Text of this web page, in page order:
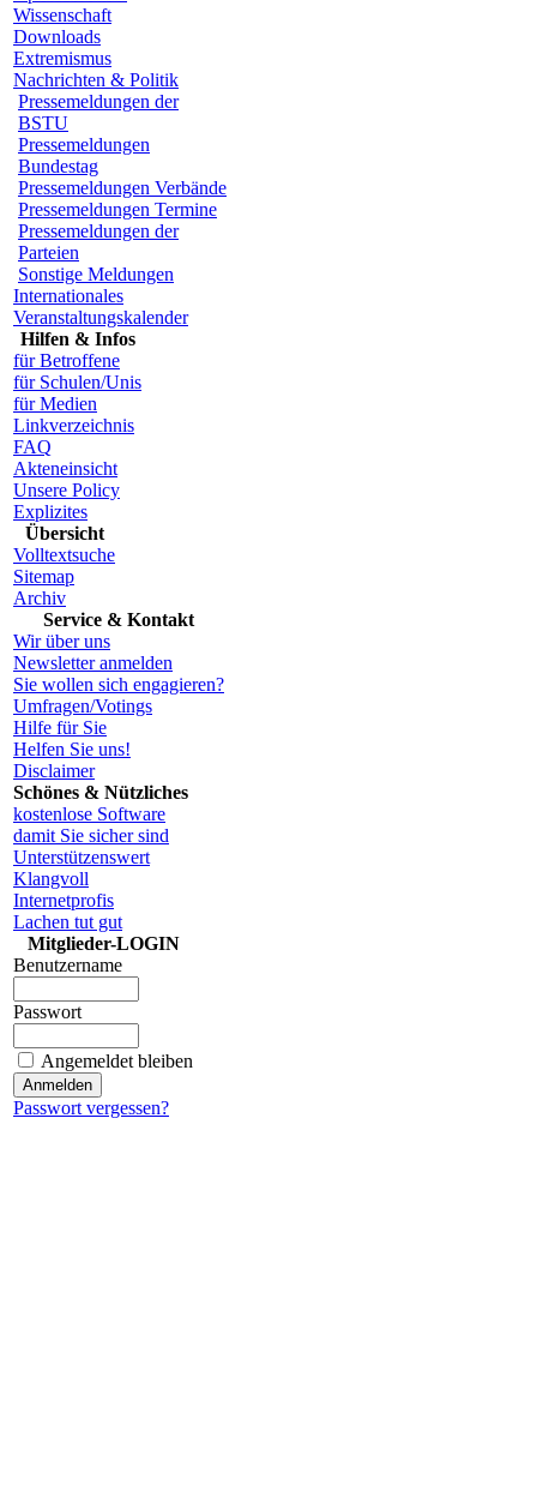
Wissenschaft
Downloads
Extremismus
Nachrichten & Politik
Pressemeldungen der
BSTU
Pressemeldungen
Bundestag
Pressemeldungen Verbände
Pressemeldungen Termine
Pressemeldungen der
Parteien
Sonstige Meldungen
Internationales
Veranstaltungskalender
Hilfen & Infos
für Betroffene
für Schulen/Unis
für Medien
Linkverzeichnis
FAQ
Akteneinsicht
Unsere Policy
Explizites
Übersicht
Volltextsuche
Sitemap
Archiv
Service & Kontakt
Wir über uns
Newsletter anmelden
Sie wollen sich engagieren?
Umfragen/Votings
Hilfe für Sie
Helfen Sie uns!
Disclaimer
Schönes & Nützliches
kostenlose Software
damit Sie sicher sind
Unterstützenswert
Klangvoll
Internetprofis
Lachen tut gut
Mitglieder-LOGIN
Benutzername
Passwort
Angemeldet bleiben
Passwort vergessen?